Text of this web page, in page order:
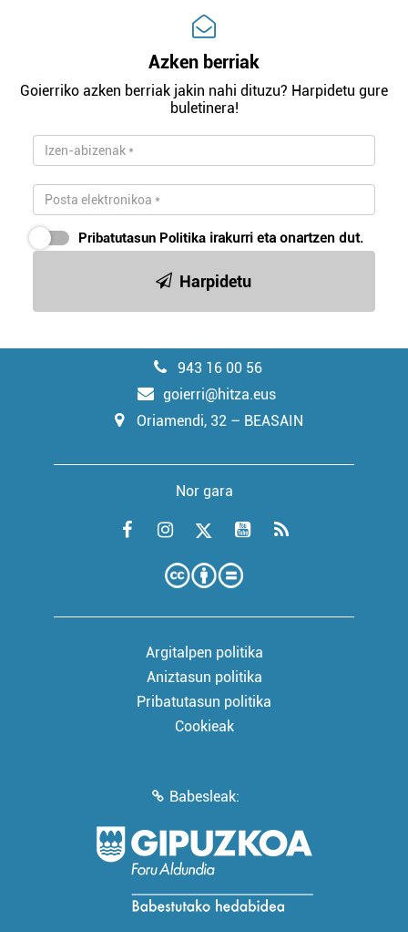
Azken berriak
Goierriko azken berriak jakin nahi dituzu? Harpidetu gure
buletinera!
Pribatutasun Politika irakurri eta onartzen dut.
Harpidetu
943 16 00 56
goierri@hitza.eus
Oriamendi, 32 – BEASAIN
Nor gara
Argitalpen politika
Aniztasun politika
Pribatutasun politika
Cookieak
Babesleak: